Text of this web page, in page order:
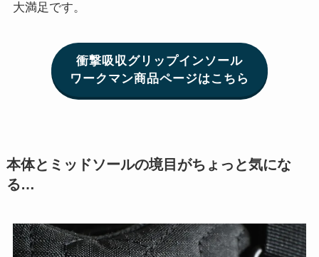
大満足です。
衝撃吸収グリップインソール
ワークマン商品ページはこちら
本体とミッドソールの境目がちょっと気にな
る…